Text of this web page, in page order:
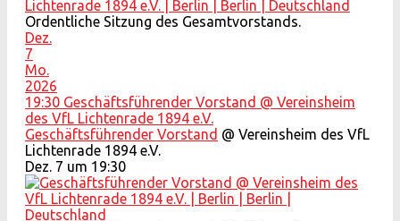
Ordentliche Sitzung des Gesamtvorstands.
Dez.
7
Mo.
2026
19:30 Geschäftsführender Vorstand @ Vereinsheim
des VfL Lichtenrade 1894 e.V.
Geschäftsführender Vorstand @ Vereinsheim des VfL
Lichtenrade 1894 e.V.
Dez. 7 um 19:30